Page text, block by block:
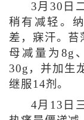
3月30日
稍有减轻。
差，寐汗。苔
母减量为8g
30g，并加生
继服14剂。
4月13日